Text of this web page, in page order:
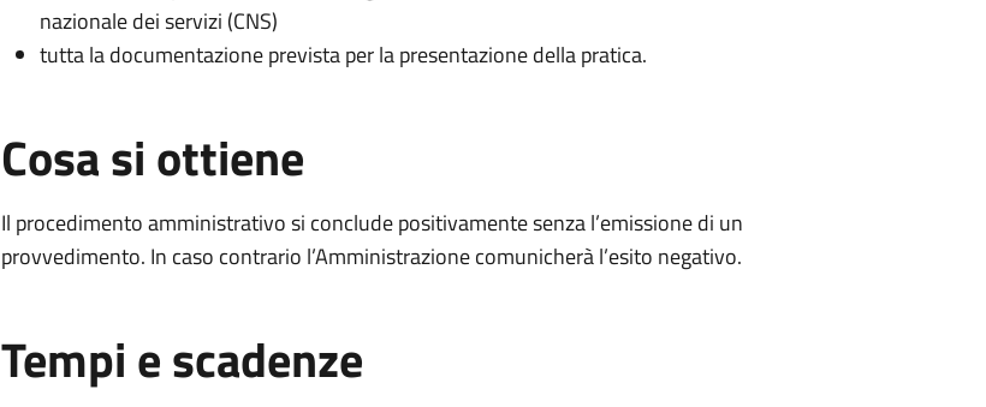
nazionale dei servizi (CNS)
tutta la documentazione prevista per la presentazione della pratica.
Cosa si ottiene
Il procedimento amministrativo si conclude positivamente senza l’emissione di un
provvedimento. In caso contrario l’Amministrazione comunicherà l’esito negativo.
Tempi e scadenze